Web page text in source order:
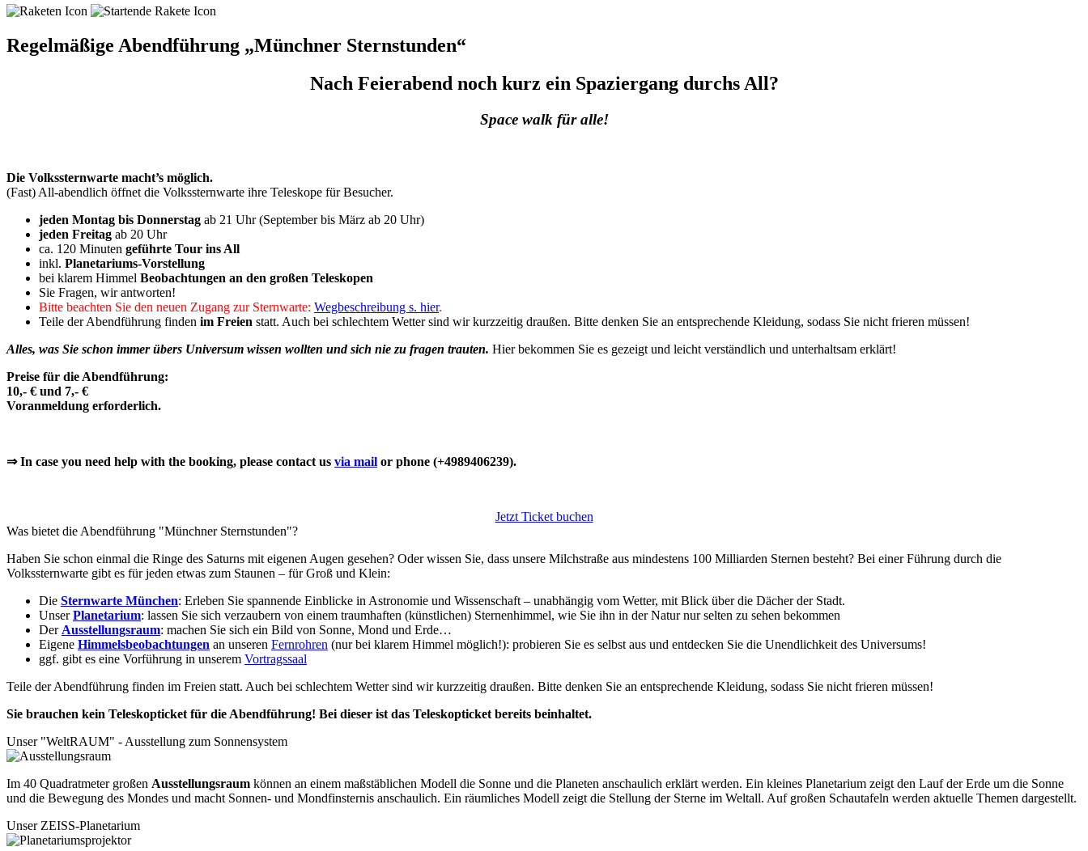
Regelmäßige Abendführung „Münchner Sternstunden“
Nach Feierabend noch kurz ein Spaziergang durchs All?
Space walk für alle!
Die Volkssternwarte macht’s möglich.
(Fast) All-abendlich öffnet die Volkssternwarte ihre Teleskope für Besucher.
jeden Montag bis Donnerstag ab 21 Uhr (September bis März ab 20 Uhr)
jeden Freitag ab 20 Uhr
ca. 120 Minuten geführte Tour ins All
inkl. Planetariums-Vorstellung
bei klarem Himmel Beobachtungen an den großen Teleskopen
Sie Fragen, wir antworten!
Bitte beachten Sie den neuen Zugang zur Sternwarte: Wegbeschreibung s. hier.
Teile der Abendführung finden im Freien statt. Auch bei schlechtem Wetter sind wir kurzzeitig draußen. Bitte denken Sie an entsprechende Kleidung, sodass Sie nicht frieren müssen!
Alles, was Sie schon immer übers Universum wissen wollten und sich nie zu fragen trauten. Hier bekommen Sie es gezeigt und leicht verständlich und unterhaltsam erklärt!
Preise für die Abendführung:
10,- € und 7,- €
Voranmeldung erforderlich.
⇒ In case you need help with the booking, please contact us via mail or phone (+4989406239).
Jetzt Ticket buchen
Was bietet die Abendführung "Münchner Sternstunden"?
Haben Sie schon einmal die Ringe des Saturns mit eigenen Augen gesehen? Oder wissen Sie, dass unsere Milchstraße aus mindestens 100 Milliarden Sternen besteht? Bei einer Führung durch die
Volkssternwarte gibt es für jeden etwas zum Staunen – für Groß und Klein:
Die Sternwarte München: Erleben Sie spannende Einblicke in Astronomie und Wissenschaft – unabhängig vom Wetter, mit Blick über die Dächer der Stadt.
UnserPlanetarium: lassen Sie sich verzaubern von einem traumhaften (künstlichen) Sternenhimmel, wie Sie ihn in der Natur nur selten zu sehen bekommen
DerAusstellungsraum: machen Sie sich ein Bild von Sonne, Mond und Erde…
Eigene Himmelsbeobachtungen an unseren Fernrohren (nur bei klarem Himmel möglich!): probieren Sie es selbst aus und entdecken Sie die Unendlichkeit des Universums!
ggf. gibt es eine Vorführung in unserem Vortragssaal
Teile der Abendführung finden im Freien statt. Auch bei schlechtem Wetter sind wir kurzzeitig draußen. Bitte denken Sie an entsprechende Kleidung, sodass Sie nicht frieren müssen!
Sie brauchen kein Teleskopticket für die Abendführung! Bei dieser ist das Teleskopticket bereits beinhaltet.
Unser "WeltRAUM" - Ausstellung zum Sonnensystem
Im 40 Quadratmeter großen Ausstellungsraum können an einem maßstäblichen Modell die Sonne und die Planeten anschaulich erklärt werden. Ein kleines Planetarium zeigt den Lauf der Erde um die Sonne
und die Bewegung des Mondes und macht Sonnen- und Mondfinsternis anschaulich. Ein räumliches Modell zeigt die Stellung der Sterne im Weltall. Auf großen Schautafeln werden aktuelle Themen dargestellt.
Unser ZEISS-Planetarium